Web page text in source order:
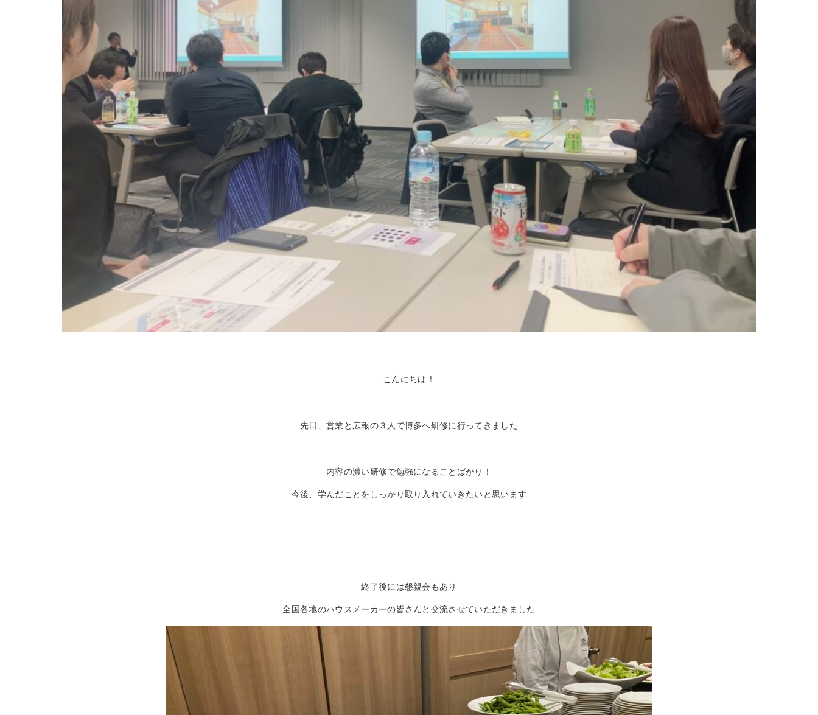
こんにちは！
先日、営業と広報の３人で博多へ研修に行ってきました
内容の濃い研修で勉強になることばかり！
今後、学んだことをしっかり取り入れていきたいと思います
終了後には懇親会もあり
全国各地のハウスメーカーの皆さんと交流させていただきました